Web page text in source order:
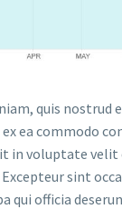
quis nostrud
ea commodo
in voluptate velit
sint
qui officia